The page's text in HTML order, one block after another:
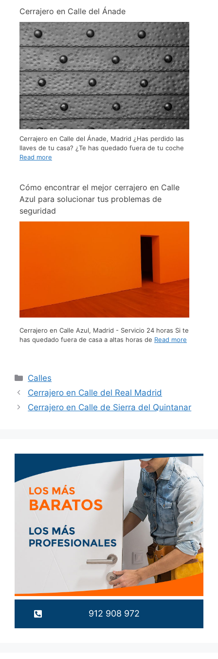
Cerrajero en Calle del Ánade
Cerrajero en Calle del Ánade, Madrid ¿Has perdido las
llaves de tu casa? ¿Te has quedado fuera de tu coche
Read more
Cómo encontrar el mejor cerrajero en Calle
Azul para solucionar tus problemas de
seguridad
Cerrajero en Calle Azul, Madrid - Servicio 24 horas Si te
has quedado fuera de casa a altas horas de Read more
Calles
Cerrajero en Calle del Real Madrid
Cerrajero en Calle de Sierra del Quintanar
912 908 972